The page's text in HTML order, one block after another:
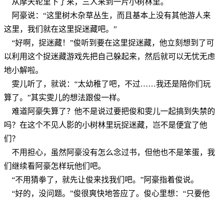
阿豪说：“这里树木杂草丛生，而且基本上没有其他游人来
这里，我们就在这里捉迷藏吧。”
“好啊，捉迷藏！”俊听到要在这里捉迷藏，他立刻想到了可
以利用这个捉迷藏游戏先把自己躲起来，然后就可以无忧无虑
地小解啦。
雯儿听了，就说：“太幼稚了吧，不过……我还是陪你们玩
算了。”其实雯儿的想法跟俊一样。
难道阿豪失算了？他不是说过要把俊和雯儿一起搞到失禁的
吗？在这个不见人影的小树林里玩捉迷藏，岂不是便宜了他
们？
不用担心，虽然阿豪没有怎么念过书，但他也不是笨蛋，我
们继续看阿豪怎样玩他们吧。
“不用猜拳了，就先让俊来找我们吧。”阿豪指着俊说。
“好的，没问题。”俊很爽快地答应了。俊心里想：“只要他